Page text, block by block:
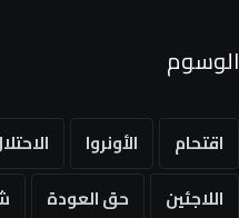
الوسوم
اقتحام الأونروا
اللاجئين
حق العودة